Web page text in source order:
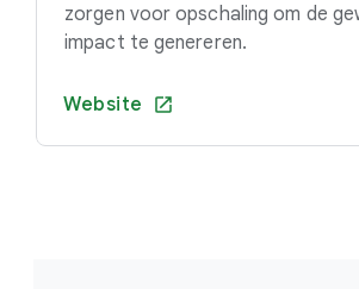
zorgen voor opschaling om de
impact te genereren.
Website